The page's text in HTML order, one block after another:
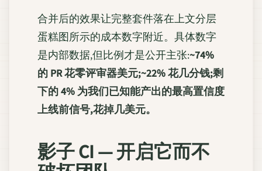
合并后的效果让完整套件落在上文分层
蛋糕图所示的成本数字附近。具体数字
是内部数据,但比例才是公开主张:~74%
的 PR 花零评审器美元;~22% 花几分钱;剩
下的 4% 为我们已知能产出的最高置信度
上线前信号,花掉几美元。
影子 CI — 开启它而不